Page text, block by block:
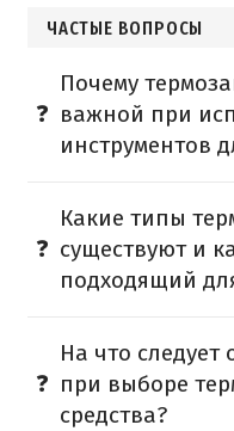
ЧАСТЫЕ ВОПРОСЫ
Почему
важной при
инструментов
Какие типы
существуют и
подходящий
На что
при выборе
средства?